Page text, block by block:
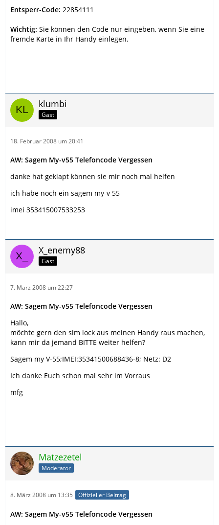
Entsperr-Code: 22854111
Wichtig: Sie können den Code nur eingeben, wenn Sie eine
fremde Karte in Ihr Handy einlegen.
klumbi
Gast
18. Februar 2008 um 20:41
AW: Sagem My-v55 Telefoncode Vergessen
danke hat geklapt können sie mir noch mal helfen
ich habe noch ein sagem my-v 55
imei 353415007533253
X_enemy88
Gast
7. März 2008 um 22:27
AW: Sagem My-v55 Telefoncode Vergessen
Hallo,
möchte gern den sim lock aus meinen Handy raus machen,
kann mir da jemand BITTE weiter helfen?
Sagem my V-55;IMEI:35341500688436-8; Netz: D2
Ich danke Euch schon mal sehr im Vorraus
mfg
Matzezetel
Moderator
8. März 2008 um 13:35 Offizieller Beitrag
AW: Sagem My-v55 Telefoncode Vergessen